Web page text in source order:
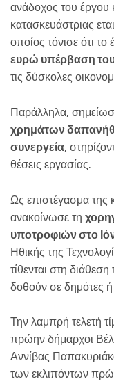
ανάδοχος του
κατασκευάστριας
οποίος τόνισε ότι
ευρώ υπέρβαση
τις δύσκολες
Παράλληλα,
χρημάτων
συνεργεία,
θέσεις εργασίας.
Ως επιστέγασμα της
ανακοίνωσε τη
υποτροφιών στο
Ηθικής της
τίθενται στη
δοθούν σε δημότες
Την λαμπρή τελετή
πρώην δήμαρχοι
Αννίβας
των εκλιπόντων